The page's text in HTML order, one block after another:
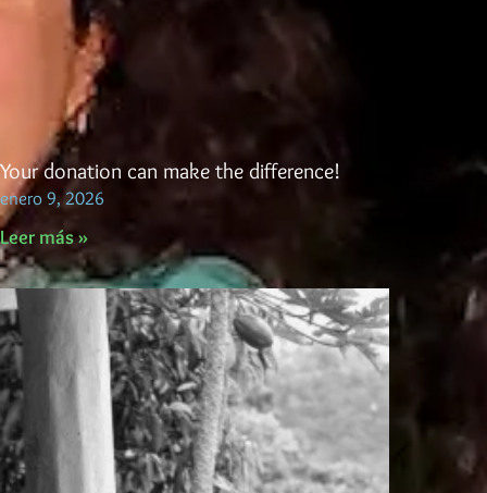
Your donation can make the difference!
enero 9, 2026
Leer más »